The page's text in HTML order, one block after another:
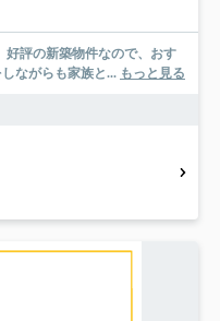
好評の新築物件なので、おす
ながらも家族と... もっと見る